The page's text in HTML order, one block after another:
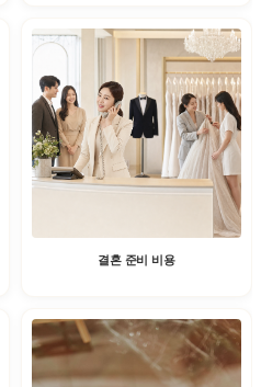
결혼 준비 비용